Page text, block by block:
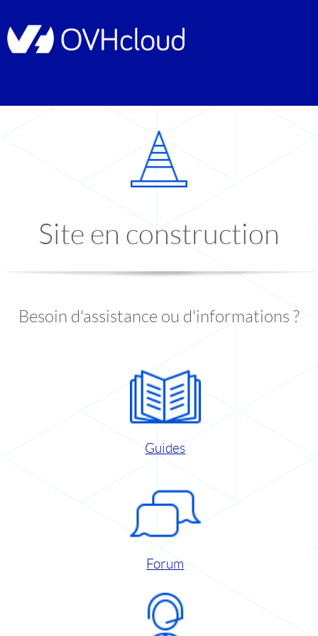
Site en construction
Besoin d'assistance ou d'informations ?
Guides
Forum